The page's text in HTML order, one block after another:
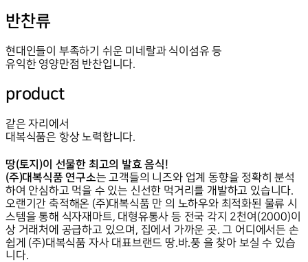
반찬류
현대인들이 부족하기 쉬운 미네랄과 식이섬유 등
유익한 영양만점 반찬입니다.
product
같은 자리에서
대복식품은 항상 노력합니다.
땅(토지)이 선물한 최고의 발효 음식!
(주)대복식품 연구소는 고객들의 니즈와 업계 동향을 정확히 분석
하여 안심하고 먹을 수 있는 신선한 먹거리를 개발하고 있습니다.
오랜기간 축적해온 (주)대복식품 만 의 노하우와 최적화된 물류 시
스템을 통해 식자재마트, 대형유통사 등 전국 각지 2천여(2000)이
상 거래처에 공급하고 있으며, 집에서 가까운 곳. 그 어디에서든 손
쉽게 (주)대복식품 자사 대표브랜드 땅.바.풍 을 찾아 보실 수 있습
니다.